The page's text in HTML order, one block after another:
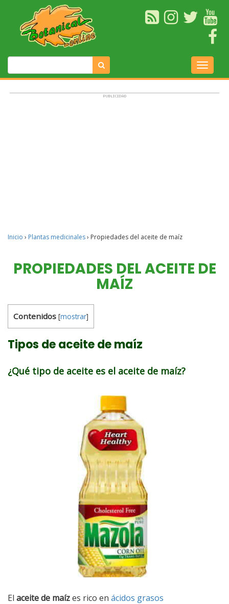
Inicio › Plantas medicinales› Propiedades del aceite de maíz
PROPIEDADES DEL ACEITE DE
MAÍZ
Contenidos [mostrar]
Tipos de aceite de maíz
¿Qué tipo de aceite es el aceite de maíz?
El aceite de maízes rico en ácidos grasos